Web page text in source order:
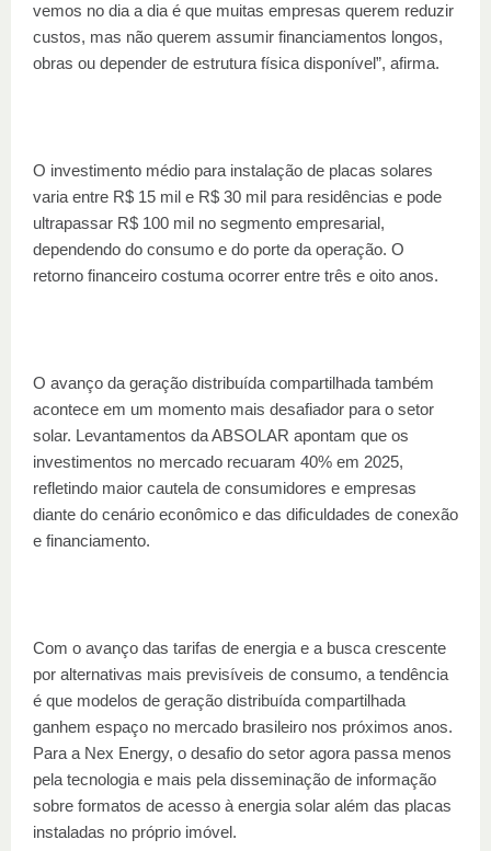
vemos no dia a dia é que muitas empresas querem reduzir
custos, mas não querem assumir financiamentos longos,
obras ou depender de estrutura física disponível”, afirma.
O investimento médio para instalação de placas solares
varia entre R$ 15 mil e R$ 30 mil para residências e pode
ultrapassar R$ 100 mil no segmento empresarial,
dependendo do consumo e do porte da operação. O
retorno financeiro costuma ocorrer entre três e oito anos.
O avanço da geração distribuída compartilhada também
acontece em um momento mais desafiador para o setor
solar. Levantamentos da ABSOLAR apontam que os
investimentos no mercado recuaram 40% em 2025,
refletindo maior cautela de consumidores e empresas
diante do cenário econômico e das dificuldades de conexão
e financiamento.
Com o avanço das tarifas de energia e a busca crescente
por alternativas mais previsíveis de consumo, a tendência
é que modelos de geração distribuída compartilhada
ganhem espaço no mercado brasileiro nos próximos anos.
Para a Nex Energy, o desafio do setor agora passa menos
pela tecnologia e mais pela disseminação de informação
sobre formatos de acesso à energia solar além das placas
instaladas no próprio imóvel.